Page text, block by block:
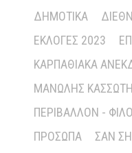
ΔΗΜΟΤΙΚΆ
ΕΚΛΟΓΈΣ 2023
ΚΑΡΠΑΘΙΑΚΆ
ΜΑΝΏΛΗΣ
ΠΕΡΙΒΆΛΛΟΝ -
ΠΡΌΣΩΠΑ
ΣΑΝ